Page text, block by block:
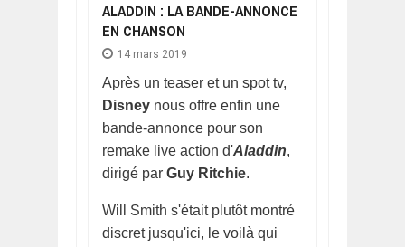
ALADDIN : LA BANDE-ANNONCE
EN CHANSON
14 mars 2019
Après un teaser et un spot tv,
Disney nous offre enfin une
bande-annonce pour son
remake live action d'Aladdin,
dirigé par Guy Ritchie.
Will Smith s'était plutôt montré
discret jusqu'ici, le voilà qui